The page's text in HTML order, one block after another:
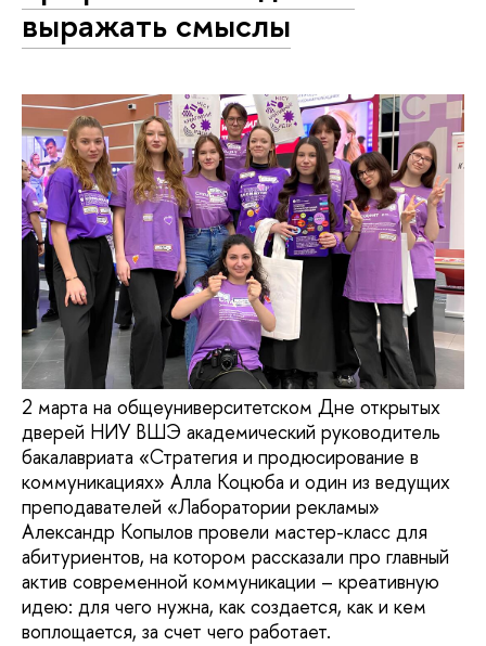
выражать смыслы
2 марта на общеуниверситетском Дне открытых
дверей НИУ ВШЭ академический руководитель
бакалавриата «Стратегия и продюсирование в
коммуникациях» Алла Коцюба и один из ведущих
преподавателей «Лаборатории рекламы»
Александр Копылов провели мастер-класс для
абитуриентов, на котором рассказали про главный
актив современной коммуникации – креативную
идею: для чего нужна, как создается, как и кем
воплощается, за счет чего работает.